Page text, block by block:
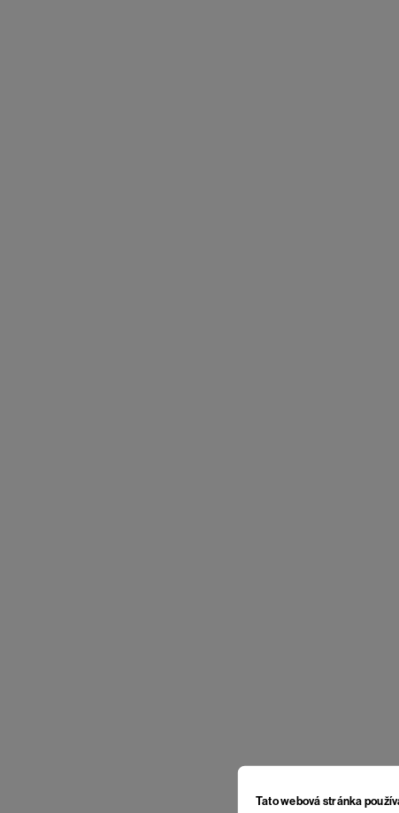
Tato webová stránka